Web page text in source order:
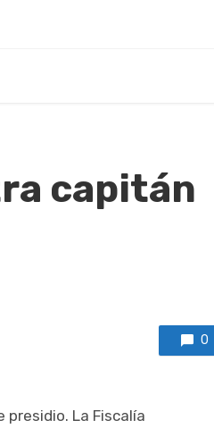
capitán
0
presidio. La Fiscalía